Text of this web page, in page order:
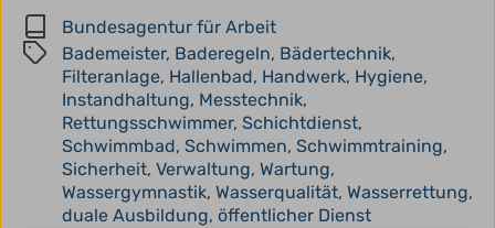
Bundesagentur für Arbeit
Bademeister, Baderegeln, Bädertechnik,
Filteranlage, Hallenbad, Handwerk, Hygiene,
Instandhaltung, Messtechnik,
Rettungsschwimmer, Schichtdienst,
Schwimmbad, Schwimmen, Schwimmtraining,
Sicherheit, Verwaltung, Wartung,
Wassergymnastik, Wasserqualität, Wasserrettung,
duale Ausbildung, öffentlicher Dienst